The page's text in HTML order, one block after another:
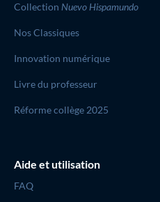
Collection Nuevo Hispamundo
Nos Classiques
Innovation numérique
Livre du professeur
Réforme collège 2025
Aide et utilisation
FAQ